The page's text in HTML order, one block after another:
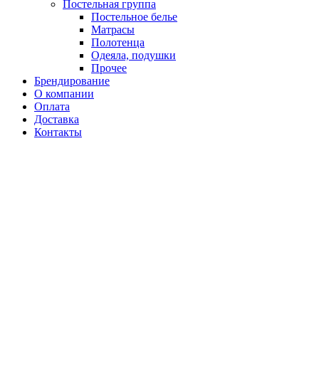
Постельная группа
Постельное белье
Матрасы
Полотенца
Одеяла, подушки
Прочее
Брендирование
О компании
Оплата
Доставка
Контакты